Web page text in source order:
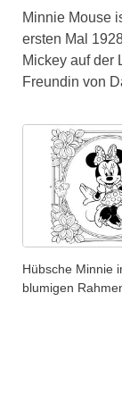
Minnie Mouse
ersten Mal
Mickey auf der
Freundin von
Hübsche Minnie
blumigen